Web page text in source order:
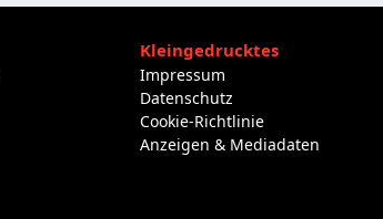
Kleingedrucktes
Impressum
Datenschutz
Cookie-Richtlinie
Anzeigen & Mediadaten